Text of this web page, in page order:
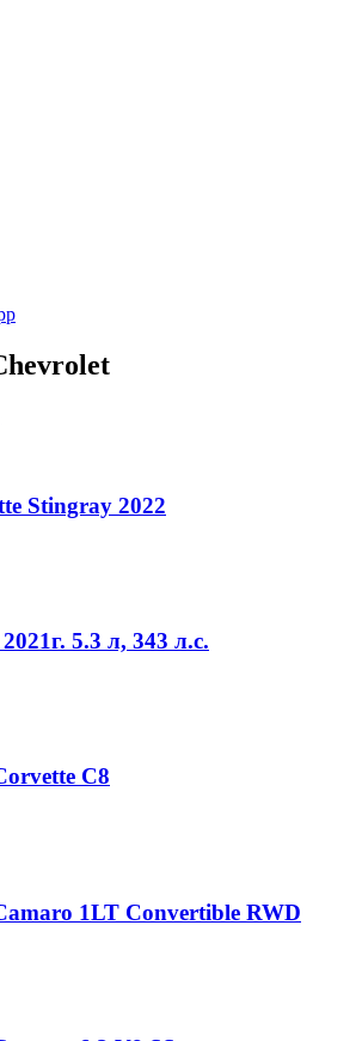
Stingray 2022
5.3 л, 343 л.с.
C8
1LT Convertible RWD